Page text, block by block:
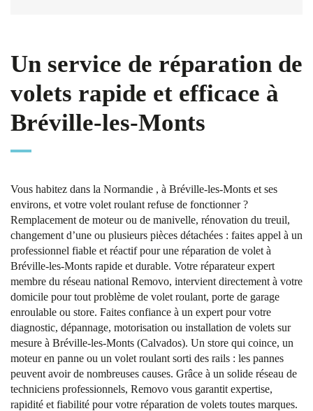
Un service de réparation de
volets rapide et efficace à
Bréville-les-Monts
Vous habitez dans la Normandie , à Bréville-les-Monts et ses
environs, et votre volet roulant refuse de fonctionner ?
Remplacement de moteur ou de manivelle, rénovation du treuil,
changement d’une ou plusieurs pièces détachées : faites appel à un
professionnel fiable et réactif pour une réparation de volet à
Bréville-les-Monts rapide et durable. Votre réparateur expert
membre du réseau national Removo, intervient directement à votre
domicile pour tout problème de volet roulant, porte de garage
enroulable ou store. Faites confiance à un expert pour votre
diagnostic, dépannage, motorisation ou installation de volets sur
mesure à Bréville-les-Monts (Calvados). Un store qui coince, un
moteur en panne ou un volet roulant sorti des rails : les pannes
peuvent avoir de nombreuses causes. Grâce à un solide réseau de
techniciens professionnels, Removo vous garantit expertise,
rapidité et fiabilité pour votre réparation de volets toutes marques.